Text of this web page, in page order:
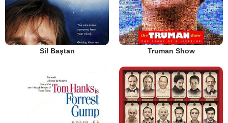
Sil Baştan Truman Show